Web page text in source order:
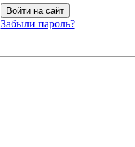
Забыли пароль?